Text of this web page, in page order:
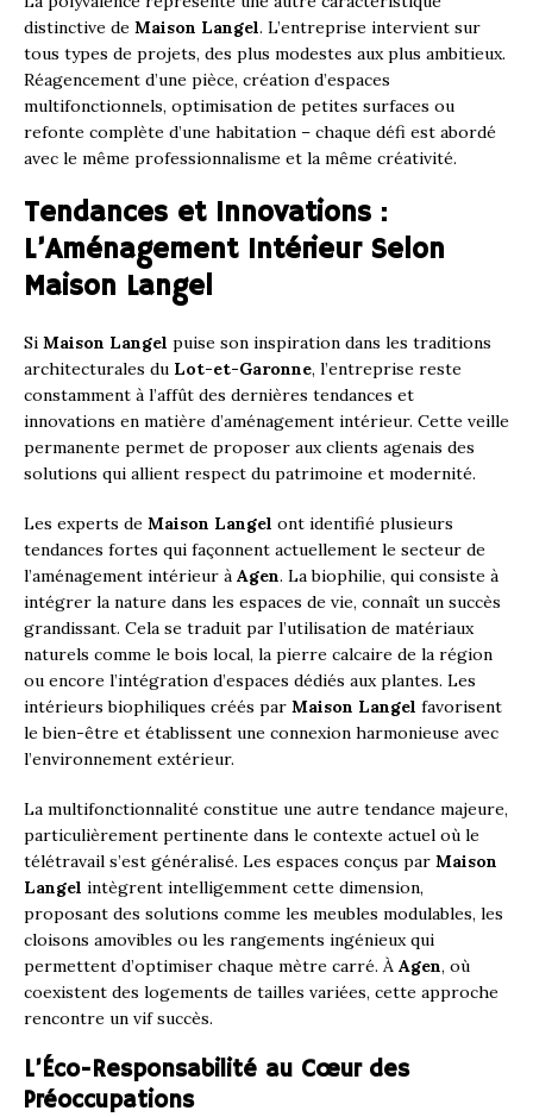
distinctive de Maison Langel. L’entreprise intervient sur
tous types de projets, des plus modestes aux plus ambitieux.
Réagencement d’une pièce, création d’espaces
multifonctionnels, optimisation de petites surfaces ou
refonte complète d’une habitation – chaque défi est abordé
avec le même professionnalisme et la même créativité.
Tendances et Innovations :
L’Aménagement Intérieur Selon
Maison Langel
Si Maison Langel puise son inspiration dans les traditions
architecturales du Lot-et-Garonne, l’entreprise reste
constamment à l’affût des dernières tendances et
innovations en matière d’aménagement intérieur. Cette veille
permanente permet de proposer aux clients agenais des
solutions qui allient respect du patrimoine et modernité.
Les experts de Maison Langel ont identifié plusieurs
tendances fortes qui façonnent actuellement le secteur de
l’aménagement intérieur à Agen. La biophilie, qui consiste à
intégrer la nature dans les espaces de vie, connaît un succès
grandissant. Cela se traduit par l’utilisation de matériaux
naturels comme le bois local, la pierre calcaire de la région
ou encore l’intégration d’espaces dédiés aux plantes. Les
intérieurs biophiliques créés par Maison Langel favorisent
le bien-être et établissent une connexion harmonieuse avec
l’environnement extérieur.
La multifonctionnalité constitue une autre tendance majeure,
particulièrement pertinente dans le contexte actuel où le
télétravail s’est généralisé. Les espaces conçus par Maison
Langel intègrent intelligemment cette dimension,
proposant des solutions comme les meubles modulables, les
cloisons amovibles ou les rangements ingénieux qui
permettent d’optimiser chaque mètre carré. À Agen, où
coexistent des logements de tailles variées, cette approche
rencontre un vif succès.
L’Éco-Responsabilité au Cœur des
Préoccupations